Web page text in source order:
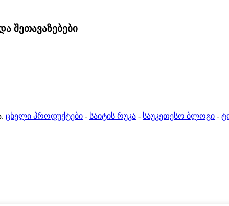
შეთავაზებები
ცხელი პროდუქტები - საიტის რუკა - საუკეთესო ბლოგი -